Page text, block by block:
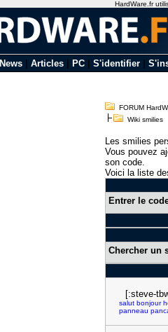
News| Articles| PC| S'identifier|
FORUM
Wiki smilies
Les smilies
Vous pouvez
son code.
Voici la liste
Entrer le
Chercher un
[:steve-
salut bonjour
panneau
HardWare.fr